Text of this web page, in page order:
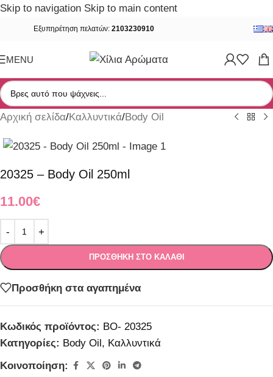
Skip to navigation Skip to main content
Εξυπηρέτηση πελατών: 2103230910
MENU
Αρχική σελίδα/Καλλυντικά/Body Oil
20325 – Body Oil 250ml
11.00€
ΠΡΟΣΘΉΚΗ ΣΤΟ ΚΑΛΆΘΙ
Προσθήκη στα αγαπημένα
Κωδικός προϊόντος: BO- 20325
Κατηγορίες: Body Oil, Καλλυντικά
Κοινοποίηση: